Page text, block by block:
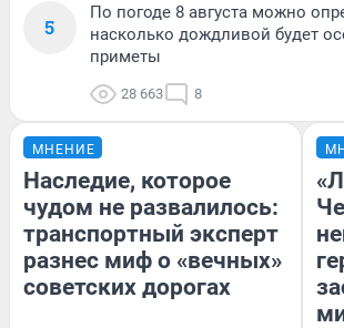
5
По погоде 8 августа можно
насколько дождливой будет
приметы
28 663 8
МНЕНИЕ
Наследие, которое
чудом не развалилось:
транспортный эксперт
разнес миф о «вечных»
советских дорогах